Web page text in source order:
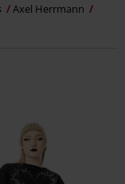
Axel Herrmann